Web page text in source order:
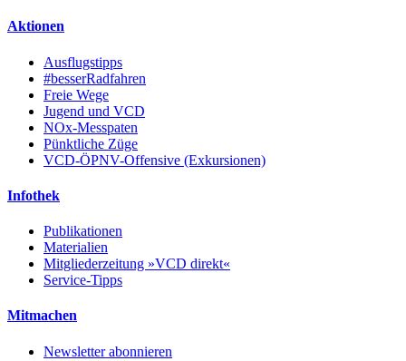
Aktionen
Ausflugstipps
#besserRadfahren
Freie Wege
Jugend und VCD
NOx-Messpaten
Pünktliche Züge
VCD-ÖPNV-Offensive (Exkursionen)
Infothek
Publikationen
Materialien
Mitgliederzeitung »VCD direkt«
Service-Tipps
Mitmachen
Newsletter abonnieren